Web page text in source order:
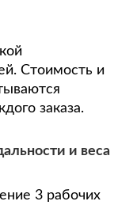
Стоимость и
заказа.
и веса
3 рабочих